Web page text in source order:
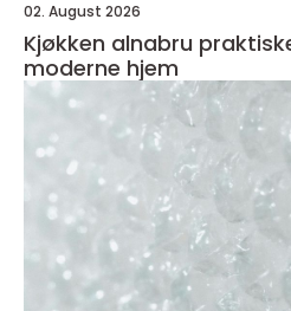
02. August 2026
Kjøkken alnabru praktiske løsninger for
moderne hjem